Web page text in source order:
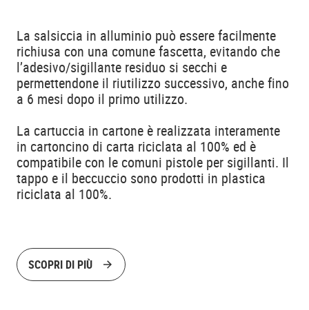
La salsiccia in alluminio può essere facilmente
richiusa con una comune fascetta, evitando che
l’adesivo/sigillante residuo si secchi e
permettendone il riutilizzo successivo, anche fino
a 6 mesi dopo il primo utilizzo.
La cartuccia in cartone è realizzata interamente
in cartoncino di carta riciclata al 100% ed è
compatibile con le comuni pistole per sigillanti. Il
tappo e il beccuccio sono prodotti in plastica
riciclata al 100%.
SCOPRI DI PIÙ